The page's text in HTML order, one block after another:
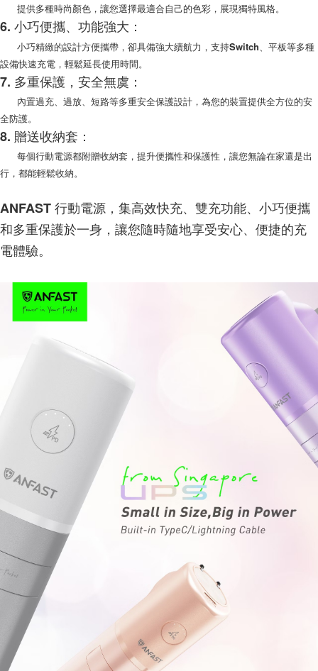
提供多種時尚顏色，讓您選擇最適合自己的色彩，展現獨特風格。
6. 小巧便攜、功能強大：
小巧精緻的設計方便攜帶，卻具備強大續航力，支持Switch、平板等多種
設備快速充電，輕鬆延長使用時間。
7. 多重保護，安全無虞：
內置過充、過放、短路等多重安全保護設計，為您的裝置提供全方位的安
全防護。
8. 贈送收納套：
每個行動電源都附贈收納套，提升便攜性和保護性，讓您無論在家還是出
行，都能輕鬆收納。
ANFAST 行動電源，集高效快充、雙充功能、小巧便攜
和多重保護於一身，讓您隨時隨地享受安心、便捷的充
電體驗。